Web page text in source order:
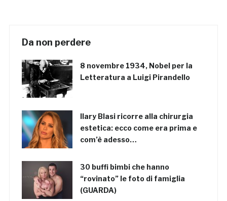
Da non perdere
8 novembre 1934, Nobel per la
Letteratura a Luigi Pirandello
Ilary Blasi ricorre alla chirurgia
estetica: ecco come era prima e
com’è adesso…
30 buffi bimbi che hanno
“rovinato” le foto di famiglia
(GUARDA)